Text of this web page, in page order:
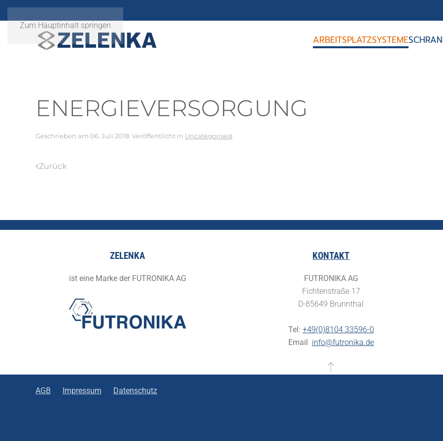
Zum Hauptinhalt springen
ARBEITSPLATZSYSTEME
ENERGIEVERSORGUNG
Geschrieben am 06. Juli 2018 . Veröffentlicht in Uncategorised
Zurück
ZELENKA
ist eine Marke der FUTRONIKA AG
KONTAKT
FUTRONIKA AG
Fichtenstraße 17
D-85649 Brunnthal
Tel: +49(0)8104 33596-0
Email info@futronika.de
AGB Impressum Datenschutz